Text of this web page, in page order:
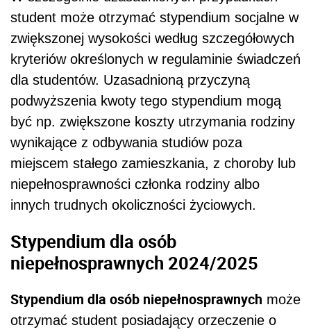
student może otrzymać stypendium socjalne w
zwiększonej wysokości według szczegółowych
kryteriów określonych w regulaminie świadczeń
dla studentów. Uzasadnioną przyczyną
podwyższenia kwoty tego stypendium mogą
być np. zwiększone koszty utrzymania rodziny
wynikające z odbywania studiów poza
miejscem stałego zamieszkania, z choroby lub
niepełnosprawności członka rodziny albo
innych trudnych okoliczności życiowych.
Stypendium dla osób
niepełnosprawnych 2024/2025
Stypendium dla osób niepełnosprawnych może
otrzymać student posiadający orzeczenie o